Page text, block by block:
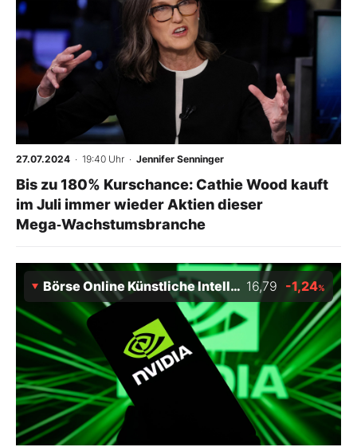
27.07.2024 · 19:40 Uhr · Jennifer Senninger
Bis zu 180% Kurschance: Cathie Wood kauft
im Juli immer wieder Aktien dieser
Mega‑Wachstumsbranche
Börse Online Künstliche Intelligenz Index 16,79 -1,24%